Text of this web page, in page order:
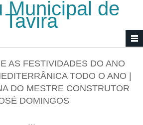
principal
Municipal de
Tavira
AS FESTIVIDADES DO ANO
TODO O ANO |
DO MESTRE CONSTRUTOR
DOMINGOS
...